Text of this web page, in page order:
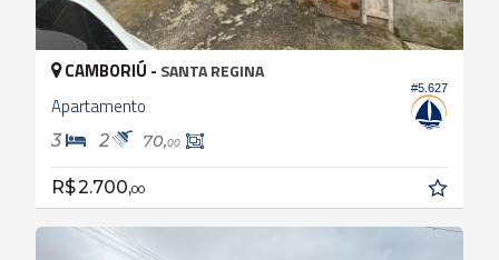
#5.627
CAMBORIÚ - SANTA REGINA
Apartamento
3 2 70,00
R$ 2.700,00